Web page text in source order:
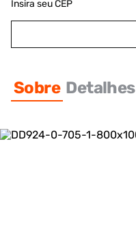
Insira seu CEP
Sobre Detalhes